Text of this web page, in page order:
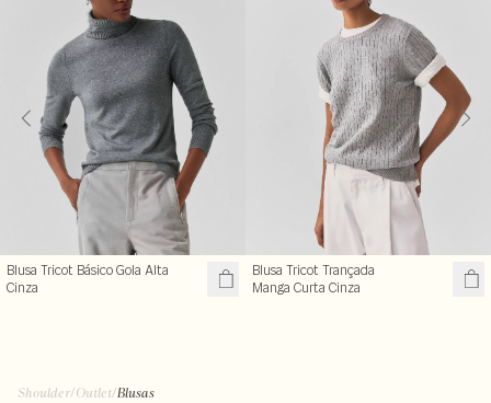
Blusa Tricot Básico Gola Alta
Cinza
Blusa Tricot Trançada
Manga Curta Cinza
Shoulder/Outlet/Blusas